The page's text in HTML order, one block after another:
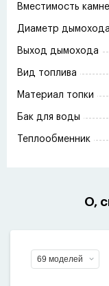
Вместимость
Диаметр дымохода
Выход дымохода
Вид топлива
Материал топки
Бак для воды
Теплообменник
О,
69 моделей